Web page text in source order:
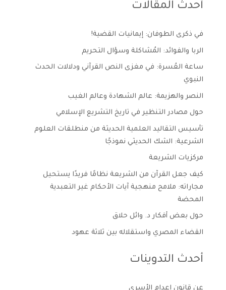
أحدث المقالات
في ذكرى الطوفان: إيمانيات القضية!
الربا والفوائد: المُشاكلة وسؤال التحريم
ساعة العُسرة: في مغزى النص القرآني ودلالات الحدث
النبوي
النصر والهزيمة: عالم الشهادة وعالم الغيب
حول مصادر التنظير في تاريخ التشريع الإسلامي
تأسيس التقاليد العلمية الحديثة من منطلقات العلوم
الشرعية: الشك الحديثي نموذجًا
مركزيات الشريعة
كيف جعل القرآن من الشريعة نظامًا فريدًا يستحيل
مجاراته: ملامح منهجية آيات الأحكام غير التعبدية
المحضة
حول بعض أفكار د. وائل حلاق
القضاء المصري واستقلاله بين ثلاثة عهود
أحدث التدوينات
عن قانون إعدام الأسرى